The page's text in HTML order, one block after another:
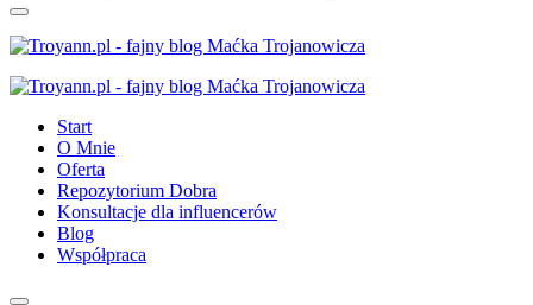
Start
O Mnie
Oferta
Repozytorium Dobra
Konsultacje dla influencerów
Blog
Współpraca